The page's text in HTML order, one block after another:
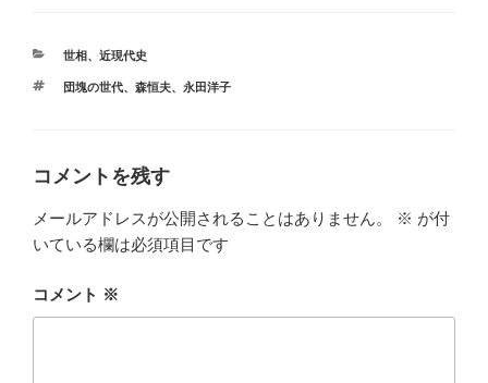
カ
ゴ
世相、 近現代史
タ
団塊の世代、 森恒夫、 永田洋子
コメントを残す
メールアドレスが公開されることはありません。 ※ が付
いている欄は必須項目です
コメント ※